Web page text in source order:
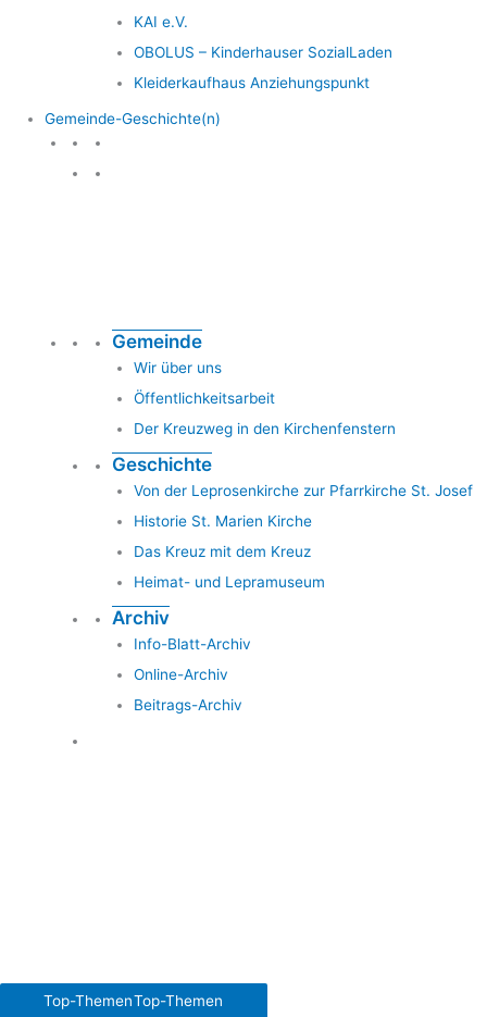
KAI e.V.
OBOLUS – Kinderhauser SozialLaden
Kleiderkaufhaus Anziehungspunkt
Gemeinde-Geschichte(n)
Gemeinde
Wir über uns
Öffentlichkeitsarbeit
Der Kreuzweg in den Kirchenfenstern
Geschichte
Von der Leprosenkirche zur Pfarrkirche St. Josef
Historie St. Marien Kirche
Das Kreuz mit dem Kreuz
Heimat- und Lepramuseum
Archiv
Info-Blatt-Archiv
Online-Archiv
Beitrags-Archiv
Top-ThemenTop-Themen